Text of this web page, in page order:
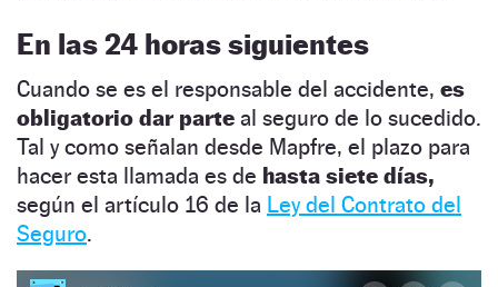
En las 24 horas siguientes
Cuando se es el responsable del accidente, es
obligatorio dar parte al seguro de lo sucedido.
Tal y como señalan desde Mapfre, el plazo para
hacer esta llamada es de hasta siete días,
según el artículo 16 de la Ley del Contrato del
Seguro.